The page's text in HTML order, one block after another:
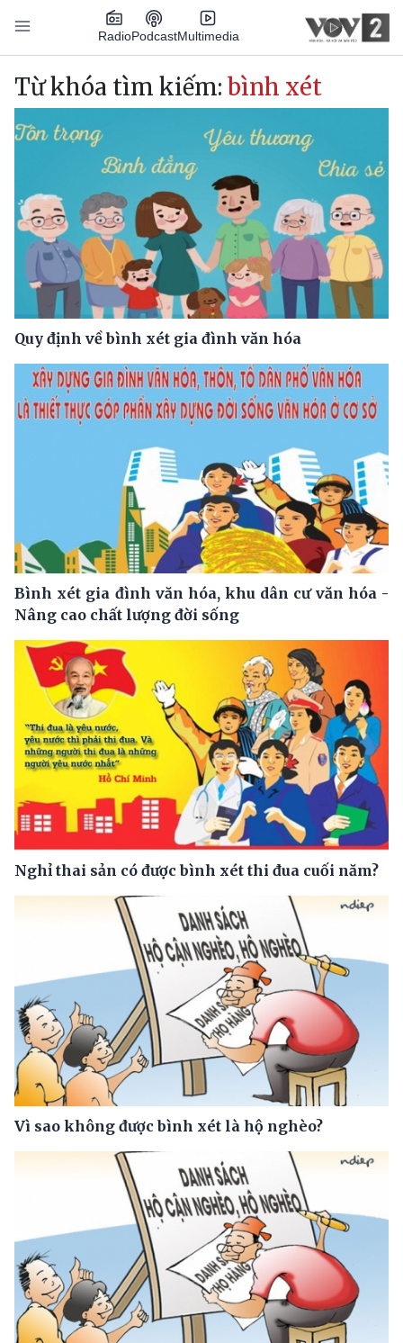
Nhảy đến nội dung
RadioPodcastMultimedia
Main navigation
Từ khóa tìm kiếm: bình xét
Quy định về bình xét gia đình văn hóa
Bình xét gia đình văn hóa, khu dân cư văn hóa -
Nâng cao chất lượng đời sống
Nghỉ thai sản có được bình xét thi đua cuối năm?
Vì sao không được bình xét là hộ nghèo?